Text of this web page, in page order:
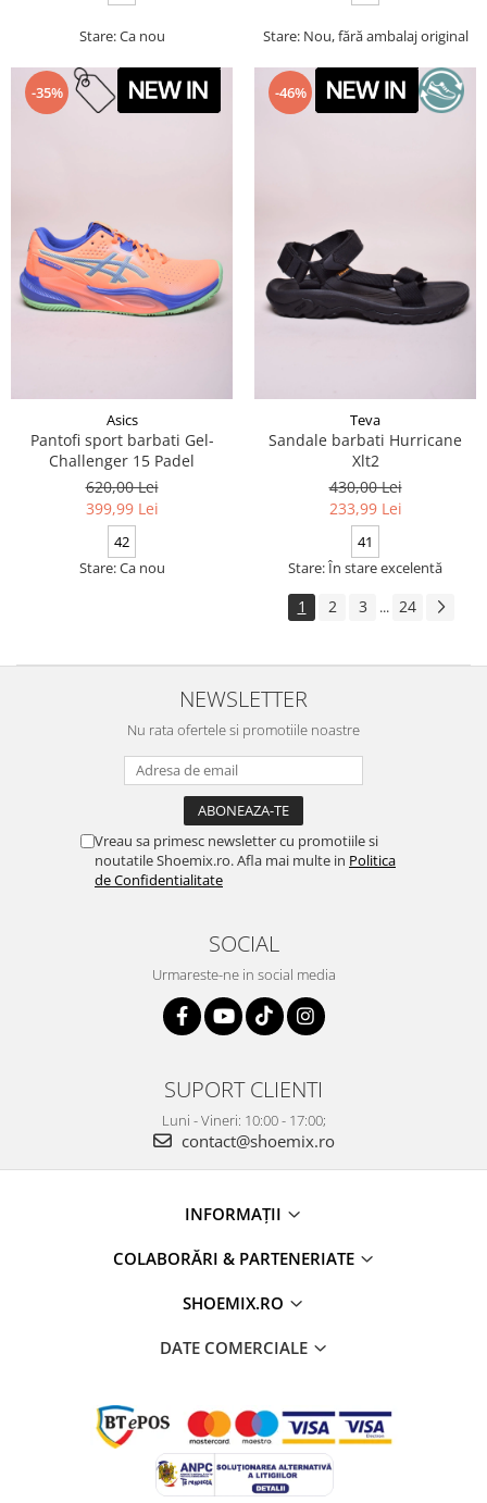
Stare: Ca nou Stare: Nou, fără ambalaj original
-35%
Asics
Pantofi sport barbati Gel-
Challenger 15 Padel
620,00 Lei
399,99 Lei
42
Stare: Ca nou
-46%
Teva
Sandale barbati Hurricane
Xlt2
430,00 Lei
233,99 Lei
41
Stare: În stare excelentă
1 2 3 ... 24
NEWSLETTER
Nu rata ofertele si promotiile noastre
Vreau sa primesc newsletter cu promotiile si
noutatile Shoemix.ro. Afla mai multe in Politica
de Confidentialitate
SOCIAL
Urmareste-ne in social media
SUPORT CLIENTI
Luni - Vineri: 10:00 - 17:00;
contact@shoemix.ro
INFORMAȚII
COLABORĂRI & PARTENERIATE
SHOEMIX.RO
DATE COMERCIALE